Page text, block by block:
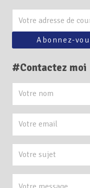
#Contactez moi